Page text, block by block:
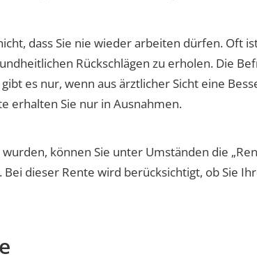
dass Sie nie wieder arbeiten dürfen. Oft
Rückschlägen zu erholen. Die
es nur, wenn aus ärztlicher Sicht eine
erhalten Sie nur in Ausnahmen.
können Sie unter Umständen die
dieser Rente wird berücksichtigt, ob Sie